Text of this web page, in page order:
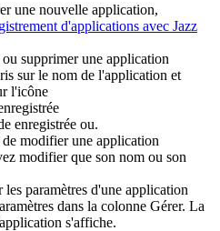
une nouvelle application,
d'applications avec Jazz
supprimer une application
sur le nom de l'application et
l'icône
ou.
modifier une application
modifier que son nom ou son
paramètres d'une application
dans la colonne Gérer. La
s'affiche.